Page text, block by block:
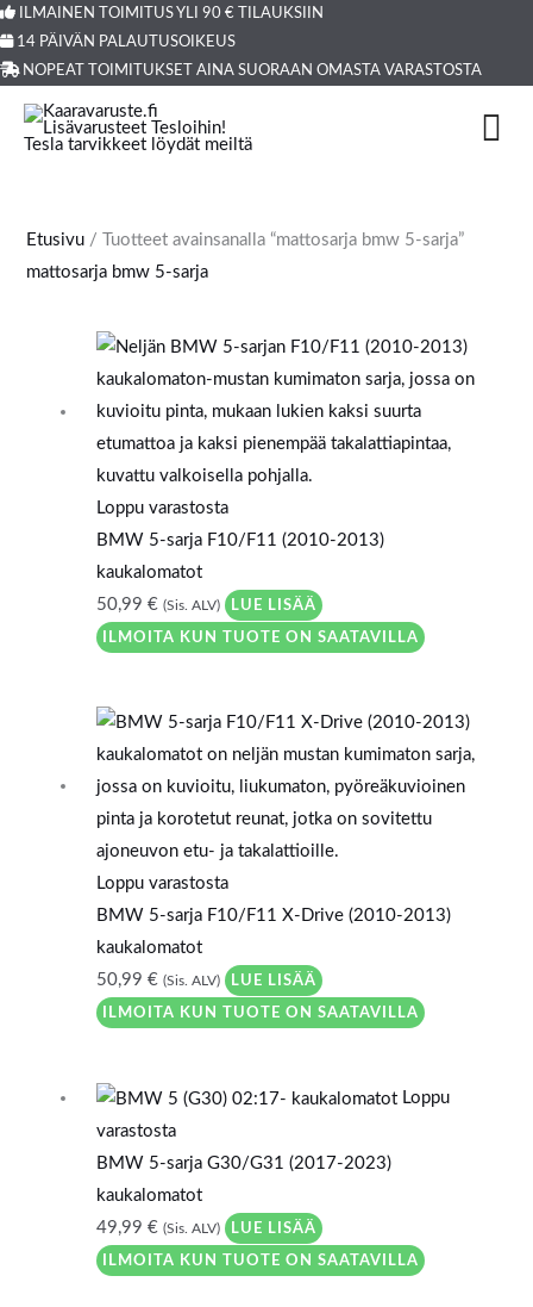
ILMAINEN TOIMITUS YLI 90 € TILAUKSIIN
14 PÄIVÄN PALAUTUSOIKEUS
NOPEAT TOIMITUKSET AINA SUORAAN OMASTA VARASTOSTA
Siirry
sisältöön
Etusivu / Tuotteet avainsanalla “mattosarja bmw 5-sarja”
mattosarja bmw 5-sarja
Loppu varastosta
BMW 5-sarja F10/F11 (2010-2013)
kaukalomatot
50,99 € (Sis. ALV) LUE LISÄÄ
ILMOITA KUN TUOTE ON SAATAVILLA
Loppu varastosta
BMW 5-sarja F10/F11 X-Drive (2010-2013)
kaukalomatot
50,99 € (Sis. ALV) LUE LISÄÄ
ILMOITA KUN TUOTE ON SAATAVILLA
Loppu
varastosta
BMW 5-sarja G30/G31 (2017-2023)
kaukalomatot
49,99 € (Sis. ALV) LUE LISÄÄ
ILMOITA KUN TUOTE ON SAATAVILLA
Products
search